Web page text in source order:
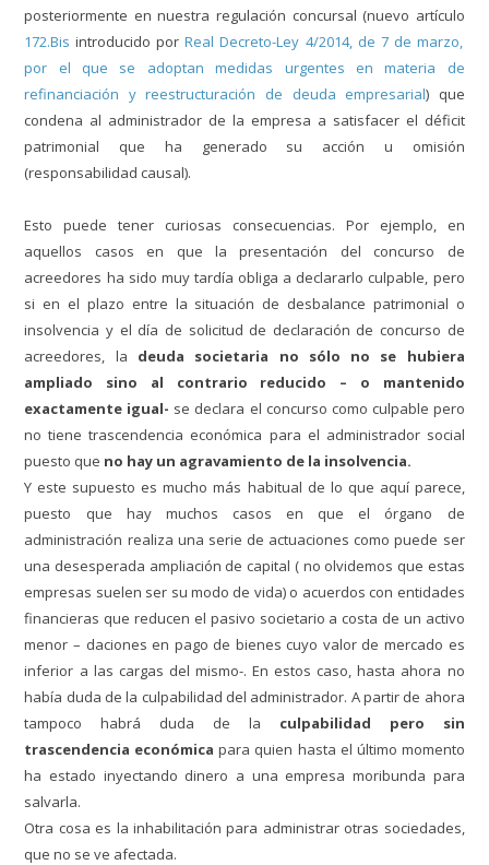
posteriormente en nuestra regulación concursal (nuevo artículo
172.Bis introducido porReal Decreto-Ley 4/2014, de 7 de marzo,
por el que se adoptan medidas urgentes en materia de
refinanciación y reestructuración de deuda empresarial) que
condena al administrador de la empresa a satisfacer el déficit
patrimonial que ha generado su acción u omisión
(responsabilidad causal).
Esto puede tener curiosas consecuencias. Por ejemplo, en
aquellos casos en que la presentación del concurso de
acreedores ha sido muy tardía obliga a declararlo culpable, pero
si en el plazo entre la situación de desbalance patrimonial o
insolvencia y el día de solicitud de declaración de concurso de
acreedores, la deuda societaria no sólo no se hubiera
ampliado sino al contrario reducido – o mantenido
exactamente igual- se declara el concurso como culpable pero
no tiene trascendencia económica para el administrador social
puesto que no hay un agravamiento de la insolvencia.
Y este supuesto es mucho más habitual de lo que aquí parece,
puesto que hay muchos casos en que el órgano de
administración realiza una serie de actuaciones como puede ser
una desesperada ampliación de capital ( no olvidemos que estas
empresas suelen ser su modo de vida) o acuerdos con entidades
financieras que reducen el pasivo societario a costa de un activo
menor – daciones en pago de bienes cuyo valor de mercado es
inferior a las cargas del mismo-. En estos caso, hasta ahora no
había duda de la culpabilidad del administrador. A partir de ahora
tampoco habrá duda de la culpabilidad pero sin
trascendencia económica para quien hasta el último momento
ha estado inyectando dinero a una empresa moribunda para
salvarla.
Otra cosa es la inhabilitación para administrar otras sociedades,
que no se ve afectada.